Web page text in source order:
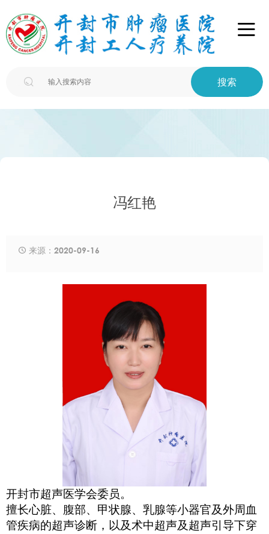

 搜索
冯红艳
 来源：2020-09-16
开封市超声医学会委员。
擅长心脏、腹部、甲状腺、乳腺等小器官及外周血
管疾病的超声诊断，以及术中超声及超声引导下穿